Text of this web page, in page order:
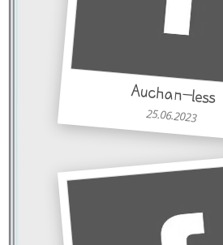
Auchan-less
25.06.2023